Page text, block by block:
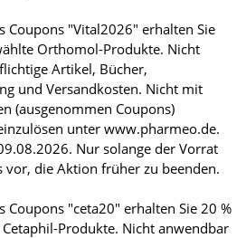
Coupons "Vital2026" erhalten Sie
Orthomol-Produkte. Nicht
Artikel, Bücher,
und Versandkosten. Nicht mit
(ausgenommen Coupons)
unter www.pharmeo.de.
Nur solange der Vorrat
vor, die Aktion früher zu beenden.
Coupons "ceta20" erhalten Sie 20 %
Produkte. Nicht anwendbar